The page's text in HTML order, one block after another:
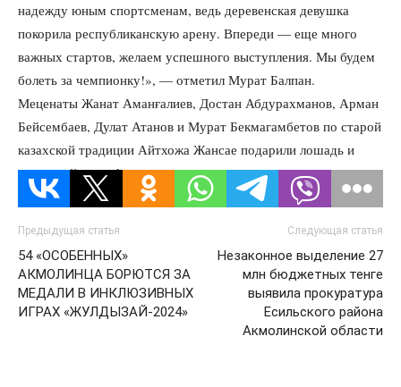
надежду юным спортсменам, ведь деревенская девушка
покорила республиканскую арену. Впереди — еще много
важных стартов, желаем успешного выступления. Мы будем
болеть за чемпионку!», — отметил Мурат Балпан.
Меценаты Жанат Аманғалиев, Достан Абдурахманов, Арман
Бейсембаев, Дулат Атанов и Мурат Бекмагамбетов по старой
казахской традиции Айтхожа Жансае подарили лошадь и
денежный сертификат.
Предыдущая статья
54 «ОСОБЕННЫХ»
АКМОЛИНЦА БОРЮТСЯ ЗА
МЕДАЛИ В ИНКЛЮЗИВНЫХ
ИГРАХ «ЖУЛДЫЗАЙ-2024»
Следующая статья
Незаконное выделение 27
млн бюджетных тенге
выявила прокуратура
Есильского района
Акмолинской области